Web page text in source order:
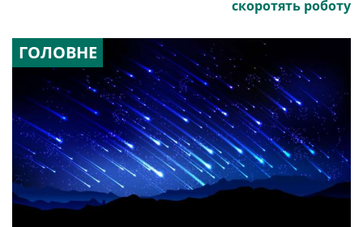
скоротять роботу
ГОЛОВНЕ